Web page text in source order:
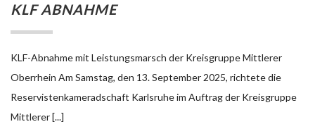
KLF ABNAHME
KLF-Abnahme mit Leistungsmarsch der Kreisgruppe Mittlerer
Oberrhein Am Samstag, den 13. September 2025, richtete die
Reservistenkameradschaft Karlsruhe im Auftrag der Kreisgruppe
Mittlerer [...]